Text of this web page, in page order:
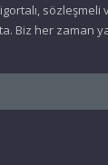
Biz her zaman